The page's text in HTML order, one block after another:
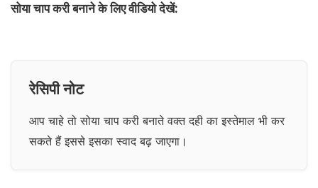
सोया चाप करी बनाने के लिए वीडियो देखें:
रेसिपी नोट
आप चाहे तो सोया चाप करी बनाते वक्त दही का इस्तेमाल भी कर
सकते हैं इससे इसका स्वाद बढ़ जाएगा।